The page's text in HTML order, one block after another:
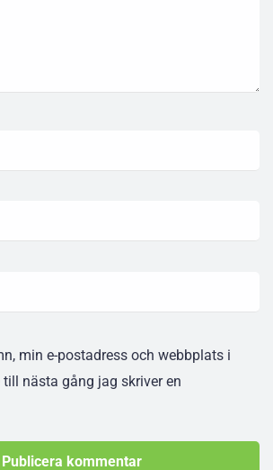
min e-postadress och webbplats i
nästa gång jag skriver en